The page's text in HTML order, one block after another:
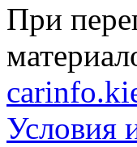
При
Условия